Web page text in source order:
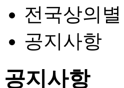
전국상의
공지사항
공지사항